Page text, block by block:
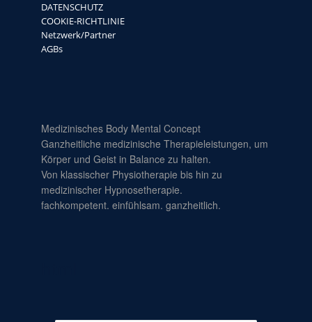
DATENSCHUTZ
COOKIE-RICHTLINIE
Netzwerk/Partner
AGBs
Medizinisches Body Mental Concept
Ganzheitliche medizinische Therapieleistungen, um
Körper und Geist in Balance zu halten.
Von klassischer Physiotherapie bis hin zu
medizinischer Hypnosetherapie.
fachkompetent. einfühlsam. ganzheitlich.